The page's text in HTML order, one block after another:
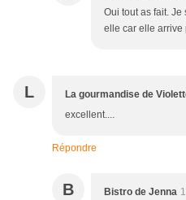
Oui tout as fait.
elle car elle arrive
L La gourmandise de
excellent....
Répondre
B Bistro de Jenna